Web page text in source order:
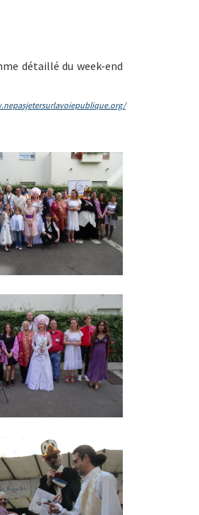
détaillé du week-end